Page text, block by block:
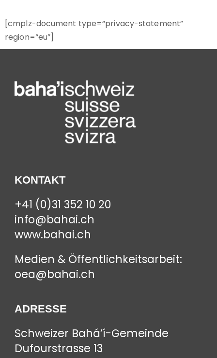
[cmplz-document type=“privacy-statement”
region=“eu”]
KONTAKT
+41 (0)31 352 10 20
info@bahai.ch
www.bahai.ch
Medien & Öffentlichkeitsarbeit:
oea@bahai.ch
ADRESSE
Schweizer Bahá’í-Gemeinde
Dufourstrasse 13